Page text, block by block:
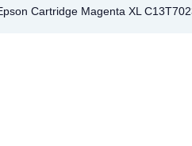
Cartridge Magenta XL